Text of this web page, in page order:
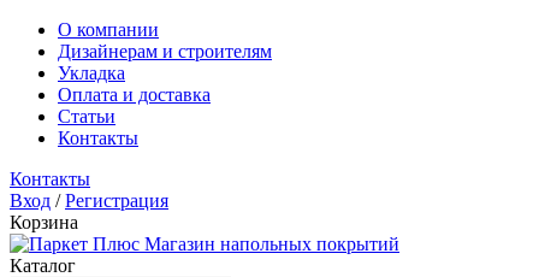
О компании
Дизайнерам и строителям
Укладка
Оплата и доставка
Статьи
Контакты
Контакты
Вход /Регистрация
Корзина
Магазин напольных покрытий
Каталог